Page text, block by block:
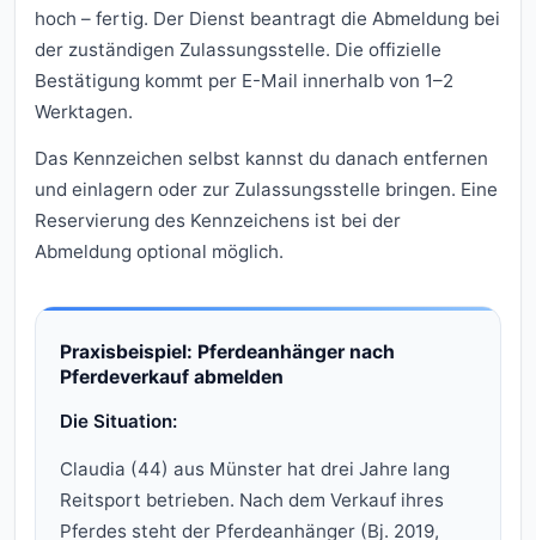
hoch – fertig. Der Dienst beantragt die Abmeldung bei
der zuständigen Zulassungsstelle. Die offizielle
Bestätigung kommt per E-Mail innerhalb von 1–2
Werktagen.
Das Kennzeichen selbst kannst du danach entfernen
und einlagern oder zur Zulassungsstelle bringen. Eine
Reservierung des Kennzeichens ist bei der
Abmeldung optional möglich.
Praxisbeispiel: Pferdeanhänger nach
Pferdeverkauf abmelden
Die Situation:
Claudia (44) aus Münster hat drei Jahre lang
Reitsport betrieben. Nach dem Verkauf ihres
Pferdes steht der Pferdeanhänger (Bj. 2019,